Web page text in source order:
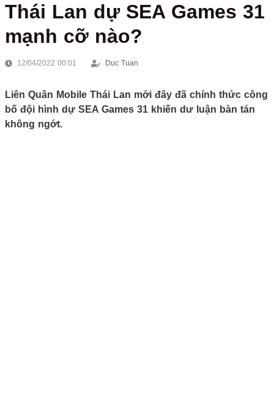
Thái Lan dự SEA Games 31
mạnh cỡ nào?
12/04/2022 00:01 Duc Tuan
Liên Quân Mobile Thái Lan mới đây đã chính thức công
bố đội hình dự SEA Games 31 khiến dư luận bàn tán
không ngớt.